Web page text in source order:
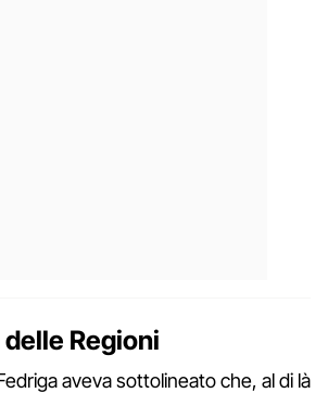
Regioni
aveva sottolineato che, al di là